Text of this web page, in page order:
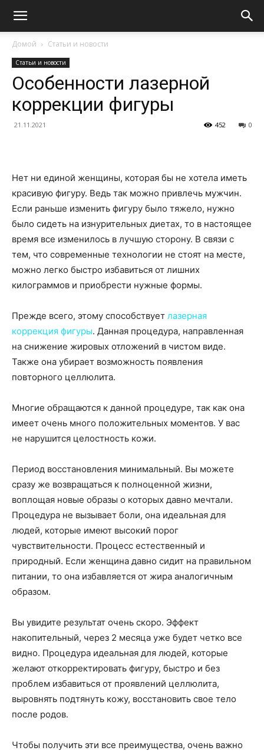
Домой Статьи и новости
Статьи и новости
Особенности лазерной
коррекции фигуры
21.11.2021 0
452
Нет ни единой женщины, которая бы не хотела иметь
красивую фигуру. Ведь так можно привлечь мужчин.
Если раньше изменить фигуру было тяжело, нужно
было сидеть на изнурительных диетах, то в настоящее
время все изменилось в лучшую сторону. В связи с
тем, что современные технологии не стоят на месте,
можно легко быстро избавиться от лишних
килограммов и приобрести нужные формы.
Прежде всего, этому способствует лазерная
коррекция фигуры. Данная процедура, направленная
на снижение жировых отложений в чистом виде.
Также она убирает возможность появления
повторного целлюлита.
Многие обращаются к данной процедуре, так как она
имеет очень много положительных моментов. У вас
не нарушится целостность кожи.
Период восстановления минимальный. Вы можете
сразу же возвращаться к полноценной жизни,
воплощая новые образы о которых давно мечтали.
Процедура не вызывает боли, она идеальная для
людей, которые имеют высокий порог
чувствительности. Процесс естественный и
природный. Если женщина давно сидит на правильном
питании, то она избавляется от жира аналогичным
образом.
Вы увидите результат очень скоро. Эффект
накопительный, через 2 месяца уже будет четко все
видно. Процедура идеальная для людей, которые
желают откорректировать фигуру, быстро и без
проблем избавиться от проявлений целлюлита,
выровнять подтянуть кожу, восстановить свое тело
после родов.
Чтобы получить эти все преимущества, очень важно